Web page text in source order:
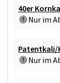
40er
Nur im
Patentkali/
Nur im